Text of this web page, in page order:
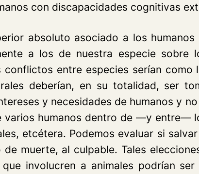
con discapacidades cognitivas
absoluto asociado a los
a los de nuestra especie sobre
entre especies serían
deberían, en su totalidad, ser
y necesidades de humanos y
varios humanos dentro de —y entre—
etcétera. Podemos evaluar si
muerte, al culpable. Tales
involucren a animales podrían